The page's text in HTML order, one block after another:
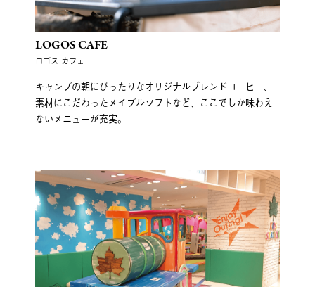
LOGOS CAFE
ロゴス カフェ
キャンプの朝にぴったりなオリジナルブレンドコーヒー、
素材にこだわったメイプルソフトなど、ここでしか味わえ
ないメニューが充実。